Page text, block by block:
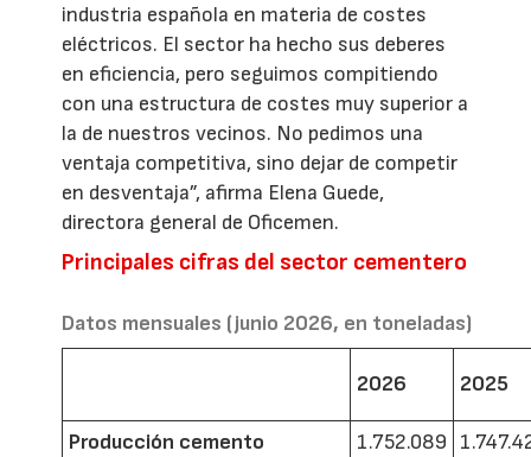
industria española en materia de costes
eléctricos. El sector ha hecho sus deberes
en eficiencia, pero seguimos compitiendo
con una estructura de costes muy superior a
la de nuestros vecinos. No pedimos una
ventaja competitiva, sino dejar de competir
en desventaja”, afirma Elena Guede,
directora general de Oficemen.
Principales cifras del sector cementero
Datos mensuales (junio 2026, en toneladas)
2026 2025
Producción cemento 1.752.089